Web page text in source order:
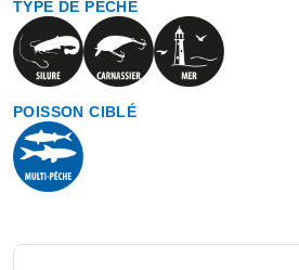
TYPE DE PÊCHE
POISSON CIBLÉ